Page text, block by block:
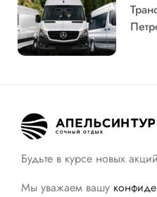
Будьте в курсе новых
Мы уважаем вашу